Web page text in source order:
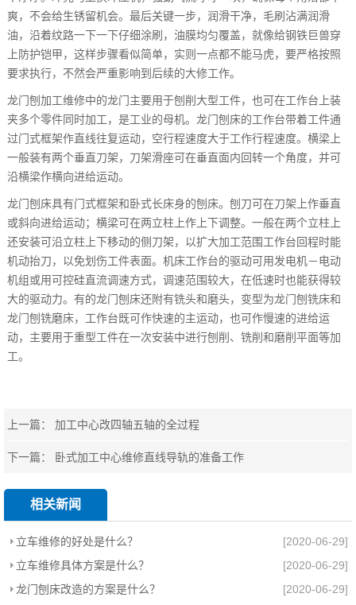
爽，不会给生锈留机会。最后关键一步，润滑干净，毛刷沾满润滑
油，沿着纹路一下一下仔细涂刷，油膜均匀覆盖，就像给钢铁巨兽穿
上防护铠甲，这样步骤看似简单，实则一点都不能马虎，要严格按照
要求执行，不然会严重影响到后续的大修工作。
龙门刨加工维修中的龙门主要用于刨削大型工件，也可在工作台上装
夹多个零件同时加工，是工业的母机。龙门刨床的工作台带着工件通
过门式框架作直线往复运动，空行程速度大于工作行程速度。横梁上
一般装有两个垂直刀架，刀架滑座可在垂直面内回转一个角度，并可
沿横梁作横向进给运动。
龙门刨床具有门式框架和卧式长床身的刨床。刨刀可在刀架上作垂直
或斜向进给运动；横梁可在两立柱上作上下调整。一般在两个立柱上
还安装可沿立柱上下移动的侧刀架，以扩大加工范围工作台回程时能
机动抬刀，以免划伤工件表面。机床工作台的驱动可用发电机－电动
机组或用可控硅直流调速方式，调速范围较大，在低速时也能获得较
大的驱动力。有的龙门刨床还附有铣头和磨头，变型为龙门刨铣床和
龙门刨铣磨床，工作台既可作快速的主运动，也可作慢速的进给运
动，主要用于重型工件在一次安装中进行刨削、铣削和磨削平面等加
工。
上一篇：加工中心改四轴五轴的全过程
下一篇： 卧式加工中心维修直线导轨的准备工作
相关新闻
立车维修的好处是什么？
[2020-06-29]
立车维修具体方案是什么？
[2020-06-29]
龙门刨床改造的方案是什么？
[2020-06-29]